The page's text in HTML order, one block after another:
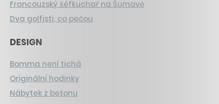
Francouzský šéfkuchař na Šumavě
Dva golfisti, co pečou
DESIGN
Bomma není tichá
Originální hodinky
Nábytek z betonu